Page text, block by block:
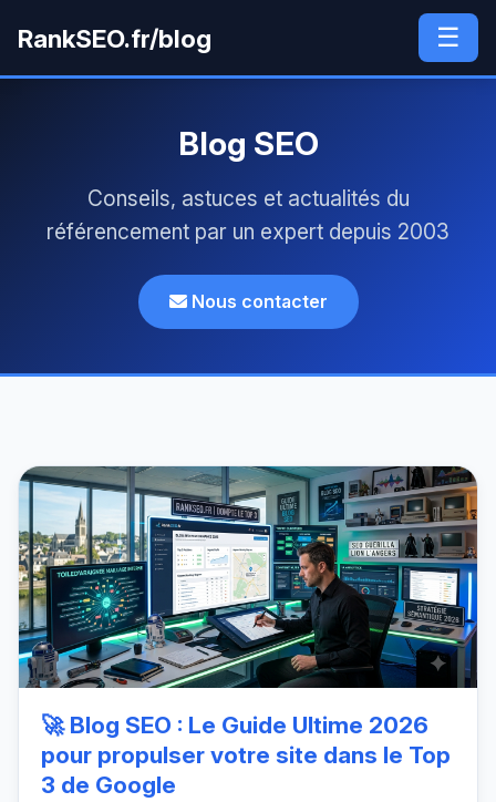
RankSEO.fr/blog ☰
Blog SEO
Conseils, astuces et actualités du
référencement par un expert depuis 2003
Nous contacter
🚀 Blog SEO : Le Guide Ultime 2026
pour propulser votre site dans le Top
3 de Google